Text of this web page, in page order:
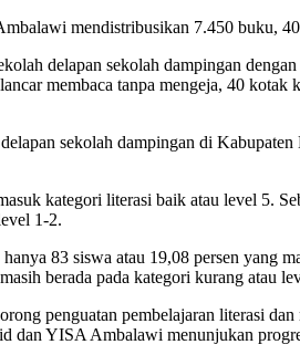
mendistribusikan 7.450 buku,
delapan sekolah dampingan
membaca tanpa mengeja, 40
sekolah dampingan di
kategori literasi baik atau level 5.
1-2.
83 siswa atau 19,08 persen yang
berada pada kategori kurang atau
penguatan pembelajaran literasi dan
dan YISA Ambalawi menunjukan